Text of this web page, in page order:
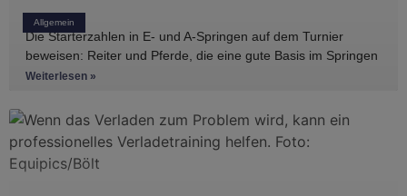
Allgemein
Die Starterzahlen in E- und A-Springen auf dem Turnier
beweisen: Reiter und Pferde, die eine gute Basis im Springen
haben, gibt es
Weiterlesen »